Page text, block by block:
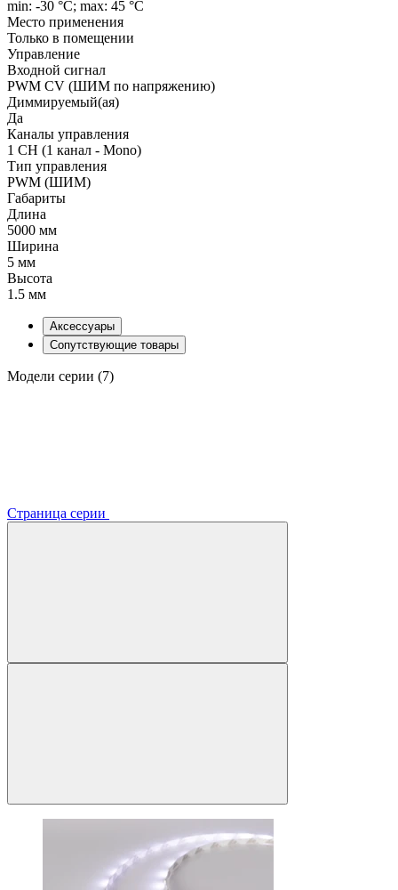
min: -30 °C; max: 45 °C
Место применения
Только в помещении
Управление
Входной сигнал
PWM СV (ШИМ по напряжению)
Диммируемый(ая)
Да
Каналы управления
1 CH (1 канал - Mono)
Тип управления
PWM (ШИМ)
Габариты
Длина
5000 мм
Ширина
5 мм
Высота
1.5 мм
Аксессуары
Сопутствующие товары
Модели серии (7)
Страница серии